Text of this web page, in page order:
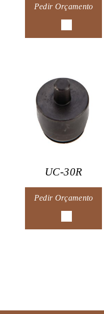
Pedir Orçamento
UC-30R
Pedir Orçamento